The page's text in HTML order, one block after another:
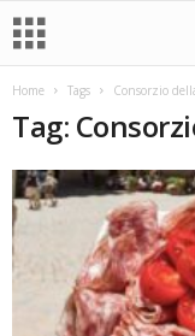
Home Tags Consorzio
Tag: